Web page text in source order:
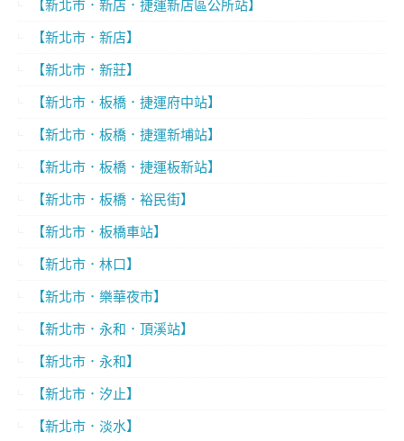
【新北市．新店．捷運新店區公所站】
【新北市．新店】
【新北市．新莊】
【新北市．板橋．捷運府中站】
【新北市．板橋．捷運新埔站】
【新北市．板橋．捷運板新站】
【新北市．板橋．裕民街】
【新北市．板橋車站】
【新北市．林口】
【新北市．樂華夜市】
【新北市．永和．頂溪站】
【新北市．永和】
【新北市．汐止】
【新北市．淡水】